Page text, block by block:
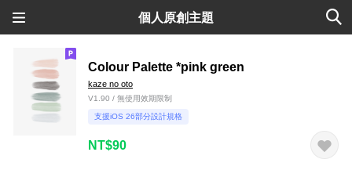
個人原創主題
Colour Palette *pink green
kaze no oto
V1.90 / 無使用效期限制
支援iOS 26部分設計規格
NT$90